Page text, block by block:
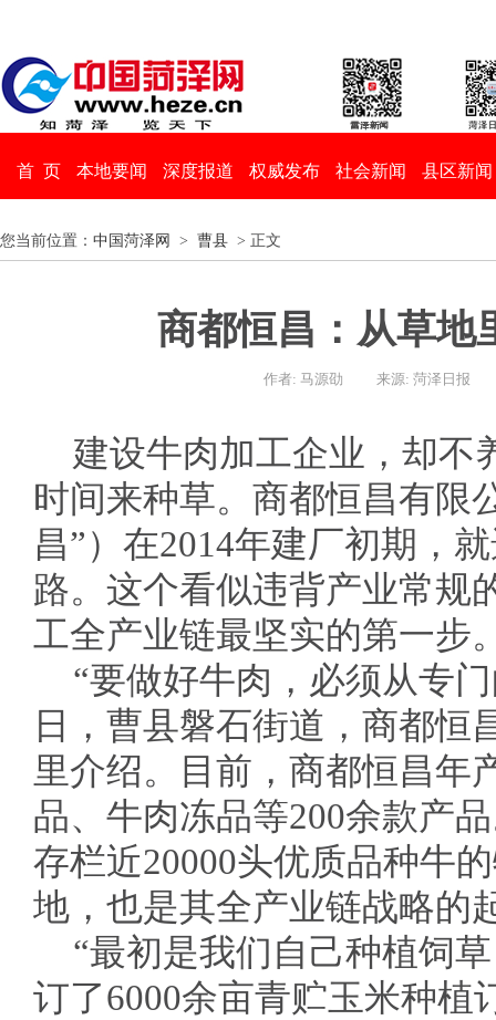
首 页 本地要闻 深度报道 权威发布 社会新闻 县区新闻
您当前位置： 中国菏泽网 > 曹县 > 正文
商都恒昌：从草地
作者: 马源劭 来源: 菏泽日报
建设牛肉加工企业，却不
时间来种草。商都恒昌有限
昌”）在2014年建厂初期，
路。这个看似违背产业常规
工全产业链最坚实的第一步
“要做好牛肉，必须从专
日，曹县磐石街道，商都恒
里介绍。目前，商都恒昌年
品、牛肉冻品等200余款产
存栏近20000头优质品种牛
地，也是其全产业链战略的
“最初是我们自己种植饲
订了6000余亩青贮玉米种植